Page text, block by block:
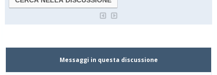
Messaggi in questa discussione